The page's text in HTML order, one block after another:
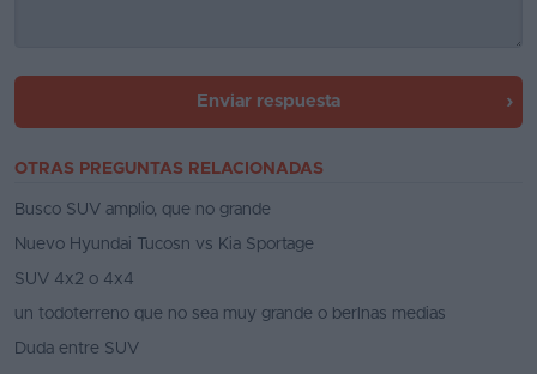
Enviar respuesta
OTRAS PREGUNTAS RELACIONADAS
Busco SUV amplio, que no grande
Nuevo Hyundai Tucosn vs Kia Sportage
SUV 4x2 o 4x4
un todoterreno que no sea muy grande o berlnas medias
Duda entre SUV